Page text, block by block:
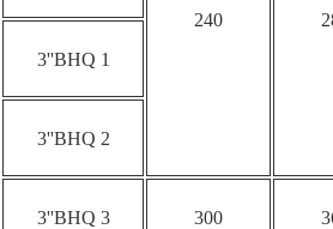
240
3''BHQ 1
3''BHQ 2
3''BHQ 3 300